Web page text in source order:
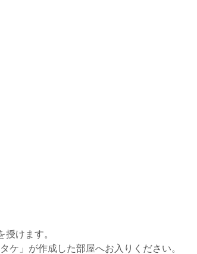
けます。
ケ」が作成した部屋へお入りください。